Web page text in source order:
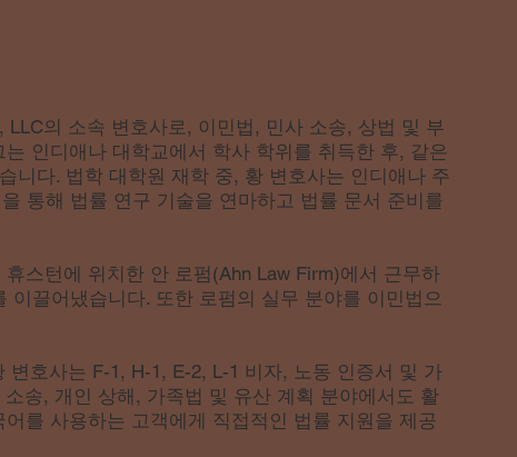
의 소속 변호사로, 이민법, 민사 소송, 상법 및 부
인디애나 대학교에서 학사 학위를 취득한 후, 같은
니다. 법학 대학원 재학 중, 황 변호사는 인디애나 주
통해 법률 연구 기술을 연마하고 법률 문서 준비를
스턴에 위치한 안 로펌(Ahn Law Firm)에서 근무하
끌어냈습니다. 또한 로펌의 실무 분야를 이민법으
변호사는 F-1, H-1, E-2, L-1 비자, 노동 인증서 및 가
송, 개인 상해, 가족법 및 유산 계획 분야에서도 활
를 사용하는 고객에게 직접적인 법률 지원을 제공